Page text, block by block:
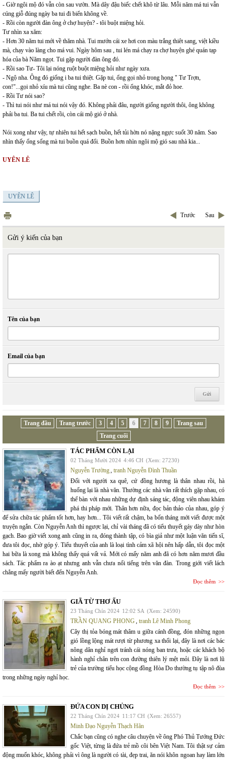
- Giờ ngôi mộ đó vẫn còn sau vườn. Mà dây đậu biếc chết khô từ lâu. Mỗi năm má tui vẫn
cúng giỗ đúng ngày ba tui đi biển không về.
- Rồi còn người đàn ông ở chợ huyện? - tôi buột miệng hỏi.
Tư nhìn xa xăm:
- Hơn 30 năm tui mới về thăm nhà. Tui mướn cái xe hơi con màu trắng thiêt sang, việt kiều
mà, chạy vào làng cho má vui. Ngày hôm sau , tui lén má chạy ra chợ huyện ghé quán tạp
hóa của bà Năm ngọt. Tui gặp người đàn ông đó.
- Rồi sao Tư- Tôi lại nóng ruột buột miệng hỏi như ngày xưa.
- Ngộ nha. Ông đó giống i ba tui thiệt. Gặp tui, ổng gọi nhỏ trong họng " Tư Trợn,
con!"...gọi nhỏ xíu mà tui cũng nghe. Ba nè con - rồi ổng khóc, mắt đỏ hoe.
- Rồi Tư nói sao?
- Thì tui nói như má tui nói vậy đó. Không phải đâu, người giống người thôi, ông không
phải ba tui. Ba tui chết rồi, còn cái mộ gió ở nhà.
Nói xong như vậy, tự nhiên tui hết sạch buồn, hết tủi hờn nó nặng ngực suốt 30 năm. Sao
nhìn thấy ổng sống mà tui buồn quá đổi. Buồn hơn nhìn ngôi mộ gió sau nhà kia...
UYÊN LÊ
UYÊN LÊ
Trước Sau
Gửi ý kiến của bạn
Tên của bạn
Email của bạn
Trang đầu Trang trước 3 4 5 6 7 8 9
Trang sau
Trang cuối
TÁC PHẨM CÒN LẠI
02 Tháng Mười 2024 4:46 CH (Xem: 27230)
Nguyễn Trường, tranh Nguyễn Đình Thuần
Đối với người xa quê, cứ đồng hương là thân nhau rồi, hà
huống lại là nhà văn. Thường các nhà văn rất thích gặp nhau, có
thể bàn với nhau những dự định sáng tác, động viên nhau khám
phá thi pháp mới. Thân hơn nữa, đọc bản thảo của nhau, góp ý
để sửa chữa tác phẩm tốt hơn, hay hơn... Tôi viết rất chậm, ba bốn tháng mới viết được một
truyện ngắn. Còn Nguyễn Anh thì ngược lại, chỉ vài tháng đã có tiểu thuyết gáy dày như hòn
gạch. Bao giờ viết xong anh cũng in ra, đóng thành tập, có bìa giả như một luận văn tiến sĩ,
đưa tôi đọc, nhờ góp ý. Tiểu thuyết của anh là loại tình cảm xã hội nên hấp dẫn, tôi đọc một
hai bữa là xong mà không thấy quá vất vả. Mới có mấy năm anh đã có hơn năm mươi đầu
sách. Tác phẩm ra ào ạt nhưng anh vẫn chưa nổi tiếng trên văn đàn. Trong giới viết lách
chẳng mấy người biết đến Nguyễn Anh.
Đọc thêm
GIÃ TỪ THƠ ẤU
23 Tháng Chín 2024 12:02 SA (Xem: 24590)
TRẦN QUANG PHONG, tranh Lê Minh Phong
Cây thị tỏa bóng mát thâm u giữa cánh đồng, đón những ngọn
gió lồng lộng mát rượi từ phương xa thổi lại, đây là nơi các bác
nông dân nghỉ ngơi tránh cái nóng ban trưa, hoặc các khách bộ
hành nghỉ chân trên con đường thiên lý mệt mỏi. Đây là nơi lũ
trẻ của trường tiểu học cộng đồng Hòa Do thường tụ tập nô đùa
trong những ngày nghỉ học.
Đọc thêm
ĐỨA CON DỊ CHỦNG
22 Tháng Chín 2024 11:17 CH (Xem: 26557)
Minh Đạo Nguyễn Thạch Hãn
Chắc bạn cũng có nghe câu chuyện về ông Phó Thủ Tướng Đức
gốc Việt, từng là đứa trẻ mồ côi bên Việt Nam. Tôi thật sự cảm
động muốn khóc, không phải vì ông là người có tài, đẹp trai, ăn nói khôn ngoan hay làm lớn